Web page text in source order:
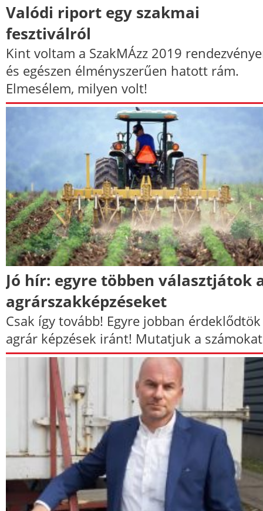
Valódi riport egy szakmai
fesztiválról
Kint voltam a SzakMÁzz 2019
és egészen élményszerűen hatott rám.
Elmesélem, milyen volt!
Jó hír: egyre többen választjátok
agrárszakképzéseket
Csak így tovább! Egyre jobban érdeklődtök
agrár képzések iránt! Mutatjuk a